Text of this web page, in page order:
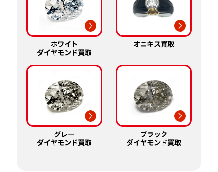
ホワイト
ダイヤモンド買取
オニキス買取
グレー
ダイヤモンド買取
ブラック
ダイヤモンド買取